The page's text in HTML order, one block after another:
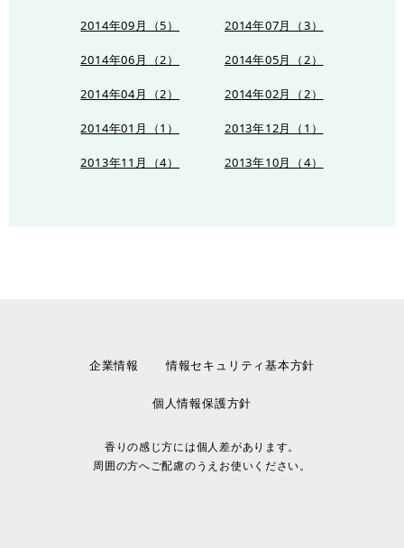
2014年09月（5） 2014年07月（3）
2014年06月（2） 2014年05月（2）
2014年04月（2） 2014年02月（2）
2014年01月（1） 2013年12月（1）
2013年11月（4） 2013年10月（4）
企業情報 情報セキュリティ基本方針
個人情報保護方針
香りの感じ方には個人差があります。
周囲の方へご配慮のうえお使いください。